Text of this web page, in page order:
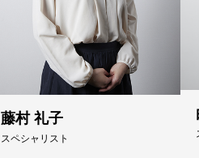
藤村 礼子
スペシャリスト